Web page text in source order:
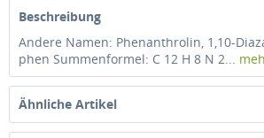
Beschreibung
Andere Namen: Phenanthrolin, 1,10-
phen Summenformel: C 12 H 8 N 2...
Ähnliche Artikel